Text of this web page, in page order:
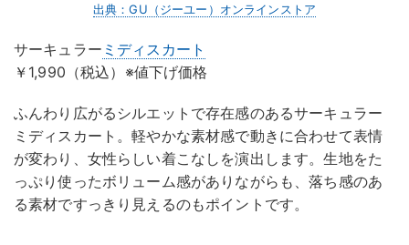
出典：GU（ジーユー）オンラインストア
サーキュラー ミディスカート
￥1,990（税込）※値下げ価格
ふんわり広がるシルエットで存在感のあるサーキュラー
ミディスカート。軽やかな素材感で動きに合わせて表情
が変わり、女性らしい着こなしを演出します。生地をた
っぷり使ったボリューム感がありながらも、落ち感のあ
る素材ですっきり見えるのもポイントです。